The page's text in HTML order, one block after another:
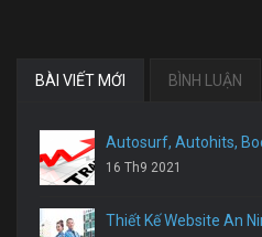
BÀI VIẾT MỚI BÌNH LUẬN
Autosurf, Autohits,
16 Th9 2021
Thiết Kế Website An